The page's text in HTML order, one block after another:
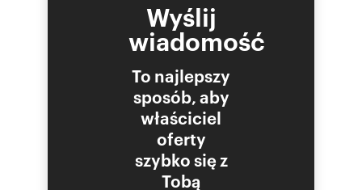
Wyślij
wiadomość
To najlepszy
sposób, aby
właściciel
oferty
szybko się z
Tobą